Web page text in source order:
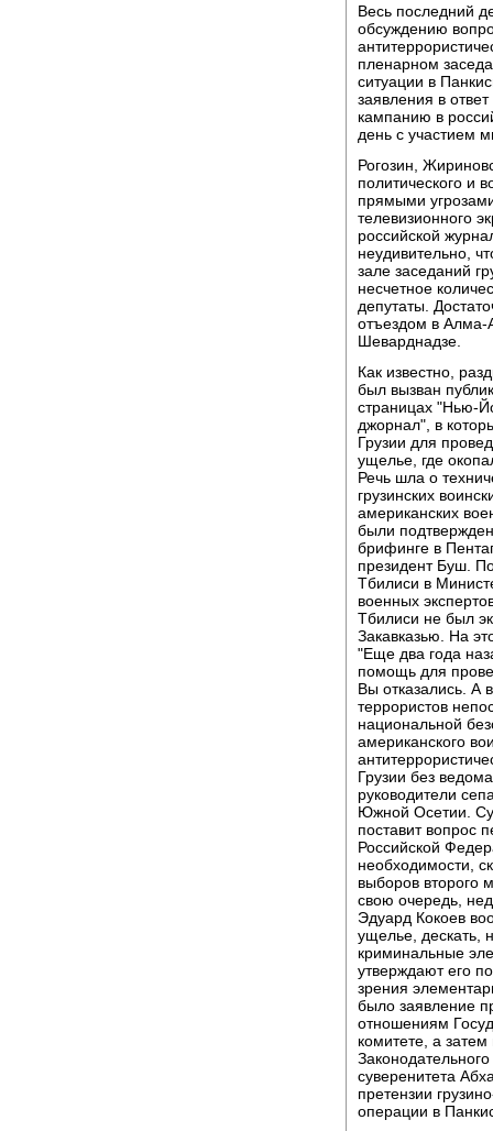
Весь последний
обсуждению
пленарном
ситуации в
заявления в
кампанию в
день с участием
Рогозин,
политического и
прямыми
телевизионного
российской
неудивительно,
зале заседаний
несчетное
депутаты.
отъездом в
Шеварднадзе.
Как известно,
был вызван
страницах "Нью-
джорнал", в
Грузии для
ущелье, где
Речь шла о
грузинских
американских
были
брифинге в
президент Буш.
Тбилиси в
военных
Тбилиси не был
Закавказью. На
"Еще два года
помощь для
Вы отказались. А
террористов
национальной
американского
Грузии без
руководители
Южной Осетии.
поставит вопрос
Российской
необходимости,
выборов второго
свою очередь,
Эдуард Кокоев
ущелье, дескать,
криминальные
утверждают его
зрения
было заявление
отношениям
комитете, а
суверенитета
претензии
операции в